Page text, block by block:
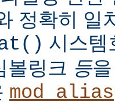
정확히 일
시스템
볼링크 등
mod_alias